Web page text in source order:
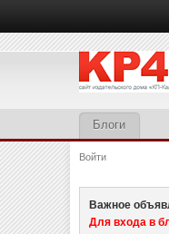
Блоги
Войти
Важное
Для входа в